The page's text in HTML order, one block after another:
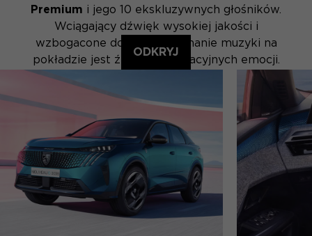
Premium i jego 10 ekskluzywnych głośników.
Wciągający dźwięk wysokiej jakości i
wzbogacone doznania: słuchanie muzyki na
pokładzie jest źródłem sensacyjnych emocji.
ODKRYJ